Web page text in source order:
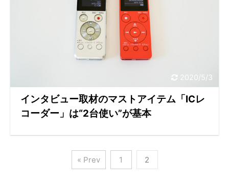
2020/5/3
インタビュー取材のマストアイテム「ICレ
コーダー」は“2台使い”が基本
« Prev 1 2